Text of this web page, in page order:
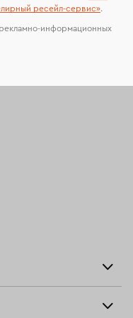
ресейл-сервиc».
информационных